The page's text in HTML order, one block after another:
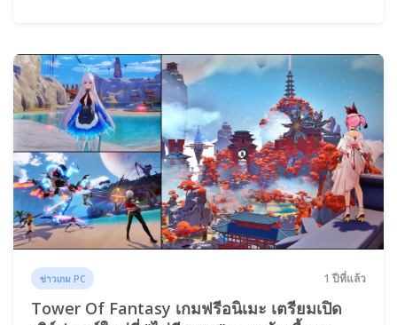
ข่าวเกม PC 1 ปีที่แล้ว
Tower Of Fantasy เกมฟรีอนิเมะ เตรียมเปิด